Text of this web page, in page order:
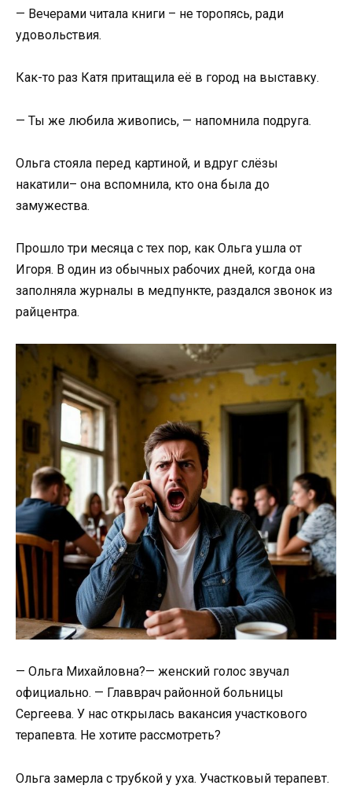
— Вечерами читала книги – не торопясь, ради
удовольствия.
Как-то раз Катя притащила её в город на выставку.
— Ты же любила живопись, — напомнила подруга.
Ольга стояла перед картиной, и вдруг слёзы
накатили– она вспомнила, кто она была до
замужества.
Прошло три месяца с тех пор, как Ольга ушла от
Игоря. В один из обычных рабочих дней, когда она
заполняла журналы в медпункте, раздался звонок из
райцентра.
— Ольга Михайловна?— женский голос звучал
официально. — Главврач районной больницы
Сергеева. У нас открылась вакансия участкового
терапевта. Не хотите рассмотреть?
Ольга замерла с трубкой у уха. Участковый терапевт.